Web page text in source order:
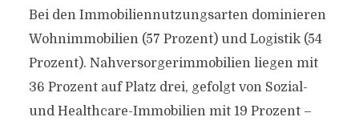
Bei den Immobiliennutzungsarten dominieren
Wohnimmobilien (57 Prozent) und Logistik (54
Prozent). Nahversorgerimmobilien liegen mit
36 Prozent auf Platz drei, gefolgt von Sozial-
und Healthcare-Immobilien mit 19 Prozent –